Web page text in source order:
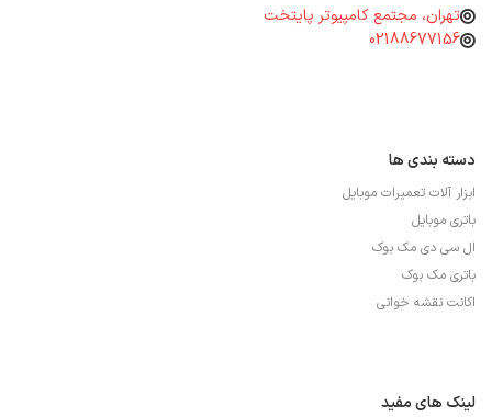
تهران، مجتمع کامپیوتر پایتخت
02188677156
دسته بندی ها
ابزار آلات تعمیرات موبایل
باتری موبایل
ال سی دی مک بوک
باتری مک بوک
اکانت نقشه خوانی
لینک های مفید